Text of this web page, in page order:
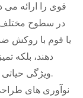
قوی را ارائه می
در سطوح مختلف
دهند، بلکه
ویژگی حیاتی برای محیط های پزشکی و آزمایشگاهی است.
نوآوری های